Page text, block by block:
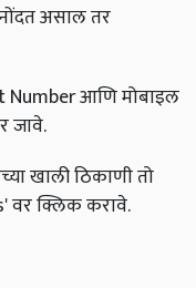
असाल तर
Number आणि मोबाइल
जावे.
खाली ठिकाणी तो
वर क्लिक करावे.